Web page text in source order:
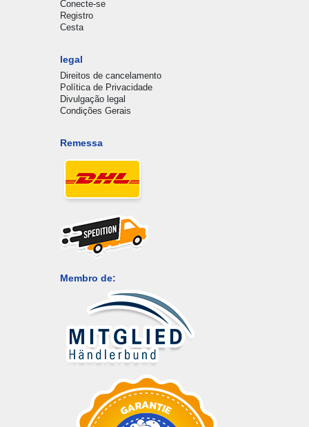
Conecte-se
Registro
Cesta
legal
Direitos de cancelamento
Política de Privacidade
Divulgação legal
Condições Gerais
Remessa
Membro de: